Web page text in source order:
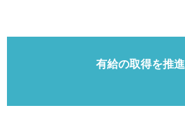
有給の取得を推進